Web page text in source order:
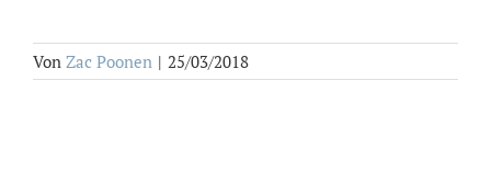
Von Zac Poonen | 25/03/2018